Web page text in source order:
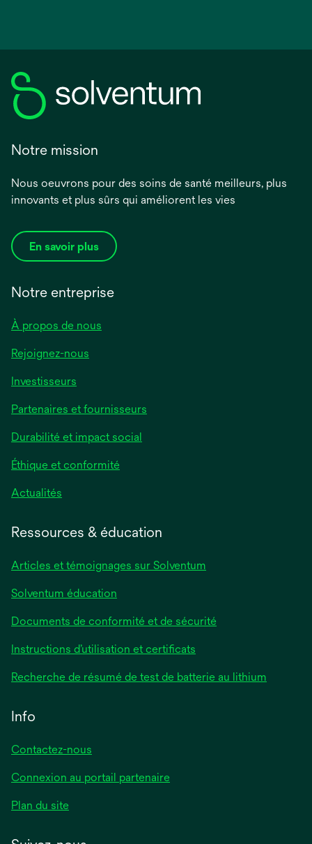
Notre mission
Nous oeuvrons pour des soins de santé meilleurs, plus
innovants et plus sûrs qui améliorent les vies
En savoir plus
Notre entreprise
À propos de nous
Rejoignez-nous
Investisseurs
Partenaires et fournisseurs
Durabilité et impact social
Éthique et conformité
Actualités
Ressources & éducation
Articles et témoignages sur Solventum
Solventum éducation
Documents de conformité et de sécurité
Instructions d’utilisation et certificats
Recherche de résumé de test de batterie au lithium
Info
Contactez-nous
Connexion au portail partenaire
Plan du site